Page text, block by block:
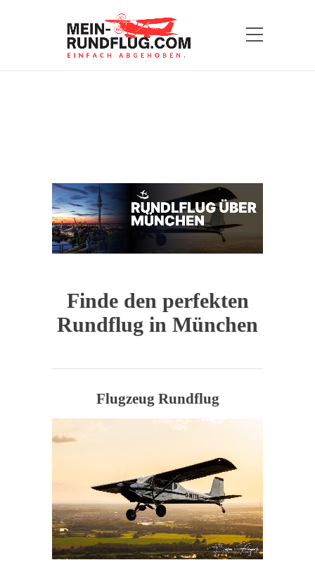
Finde den perfekten
Rundflug in München
Flugzeug Rundflug